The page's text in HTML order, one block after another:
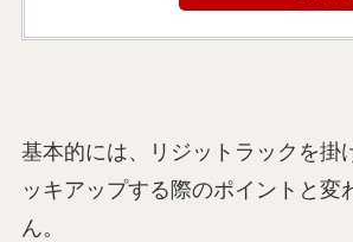
基本的には、リジットラックを掛
ッキアップする際のポイントと変
ん。